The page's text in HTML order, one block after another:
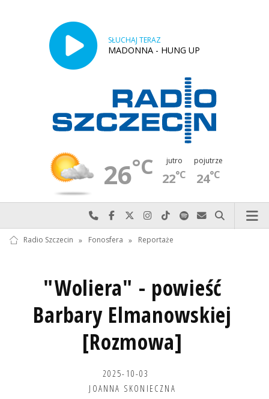
SŁUCHAJ TERAZ
MADONNA - HUNG UP
26°C jutro
22°C
pojutrze
24°C
Najlepiej po prostu do nas zadzwoń
Odwiedź nas na Facebook-u
Odwiedź nas na X
Odwiedź nas na Instagram-ie
Odwiedź nas na TikTok-u
Szukaj nas na Spotify
Wyślij do nas
Szukaj
Radio Szczecin » Fonosfera » Reportaże
"Woliera" - powieść
Barbary Elmanowskiej
[Rozmowa]
2025-10-03
JOANNA SKONIECZNA